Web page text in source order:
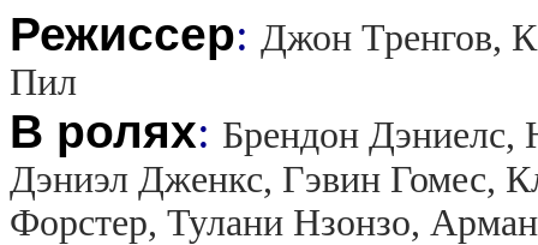
Режиссер: Джон Тренгов,
Пил
В ролях: Брендон
Дэниэл Дженкс, Гэвин Гомес,
Форстер, Тулани Нзонзо,